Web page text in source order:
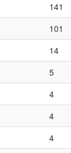
141
101
14
5
4
4
4